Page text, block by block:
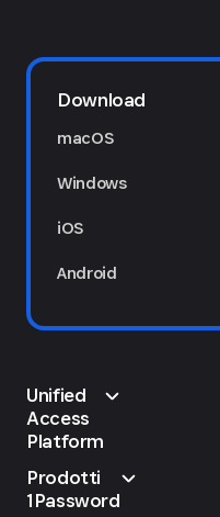
Download
macOS
Windows
iOS
Android
Unified
Access
Platform
Prodotti
1Password